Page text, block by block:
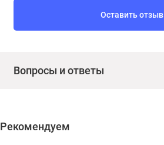
Оставить отзыв
Вопросы и ответы
Рекомендуем